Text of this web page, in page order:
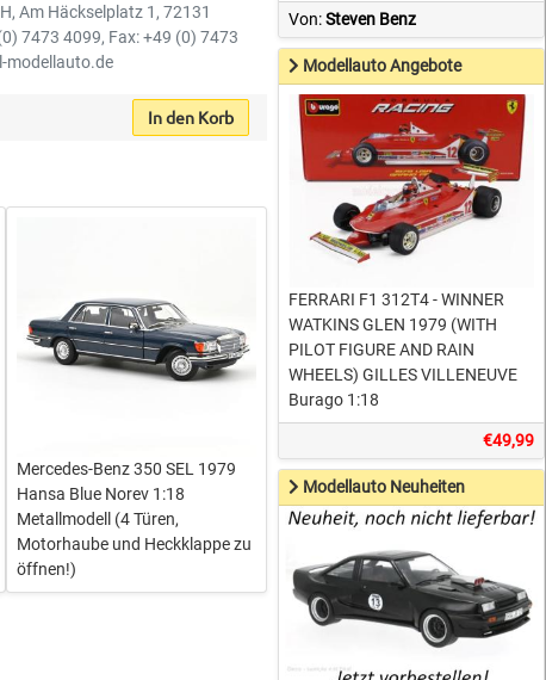
Am Häckselplatz 1, 72131
7473 4099, Fax: +49 (0) 7473
modellauto.de
In den Korb
Mercedes-Benz 350 SEL 1979
Hansa Blue Norev 1:18
Metallmodell (4 Türen,
Motorhaube und Heckklappe zu
öffnen!)
Von:Steven Benz
Modellauto Angebote
FERRARI F1 312T4 - WINNER
WATKINS GLEN 1979 (WITH
PILOT FIGURE AND RAIN
WHEELS) GILLES VILLENEUVE
Burago 1:18
€49,99
Modellauto Neuheiten